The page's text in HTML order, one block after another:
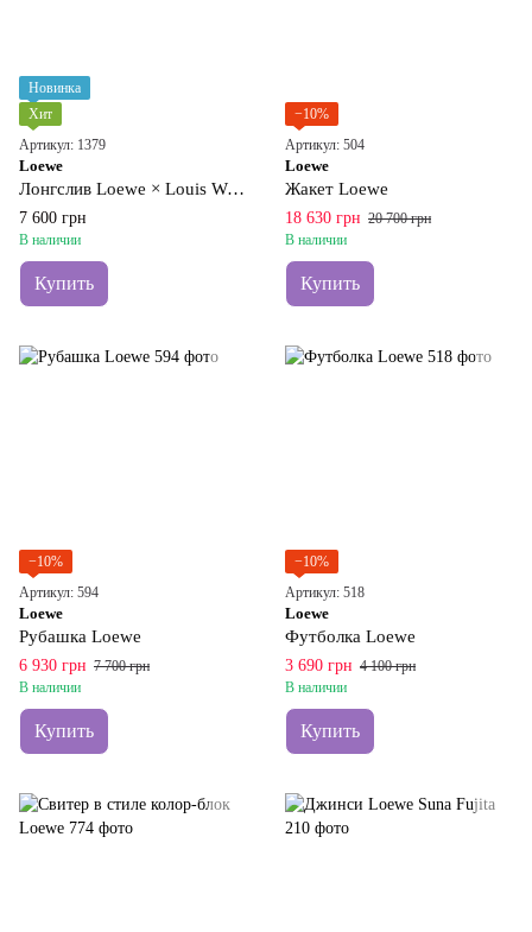
Новинка
Хит
Артикул: 1379
Loewe
Лонгслив Loewe × Louis Wain
7 600 грн
В наличии
Купить
−10%
Артикул: 504
Loewe
Жакет Loewe
18 630 грн 20 700 грн
В наличии
Купить
−10%
Артикул: 594
Loewe
Рубашка Loewe
6 930 грн 7 700 грн
В наличии
Купить
−10%
Артикул: 518
Loewe
Футболка Loewe
3 690 грн 4 100 грн
В наличии
Купить